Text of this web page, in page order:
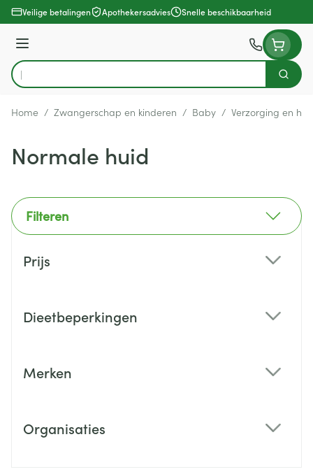
Ga naar de inhoud
Veilige betalingen Apothekersadvies Snelle beschikbaarheid
Menu
Product, merk, categorie...
Zoek
Home / Zwangerschap en kinderen / Baby / Verzorging en
Normale huid
Filteren
Prijs
Dieetbeperkingen
Merken
Organisaties